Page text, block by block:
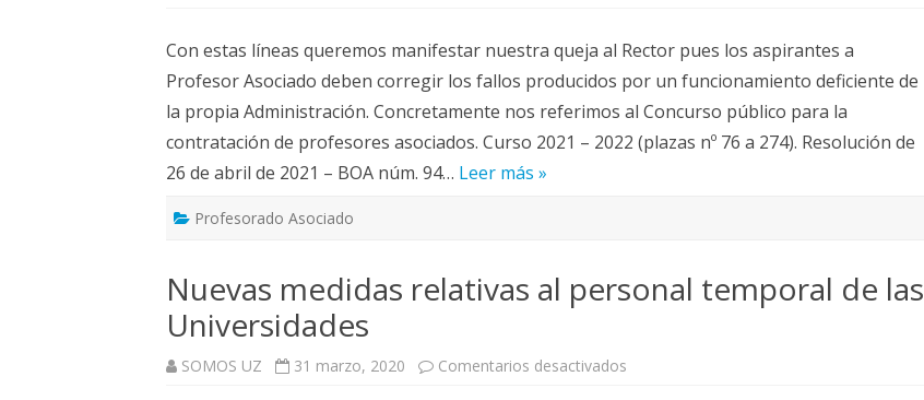
sobre
fallos
en
el
proceso
de
contratación
de
Con estas líneas queremos manifestar nuestra queja al Rector pues los aspirantes a
Profesor Asociado deben corregir los fallos producidos por un funcionamiento deficiente de
la propia Administración. Concretamente nos referimos al Concurso público para la
contratación de profesores asociados. Curso 2021 – 2022 (plazas nº 76 a 274). Resolución de
26 de abril de 2021 – BOA núm. 94… Leer más »
Profesorado Asociado
Nuevas medidas relativas al personal temporal de las
Universidades
SOMOS UZ 31 marzo, 2020 Comentarios desactivados